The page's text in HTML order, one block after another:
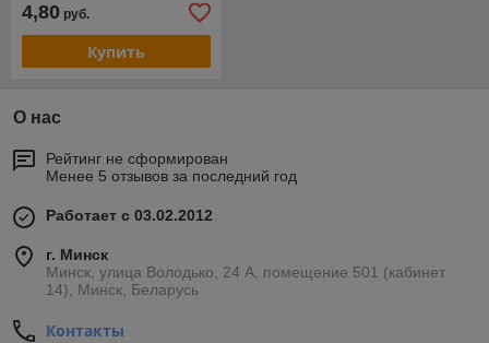
4,80 руб.
Купить
О нас
Рейтинг не сформирован
Менее 5 отзывов за последний год
Работает с 03.02.2012
г. Минск
Минск, улица Володько, 24 А, помещение 501 (кабинет
14), Минск, Беларусь
Контакты